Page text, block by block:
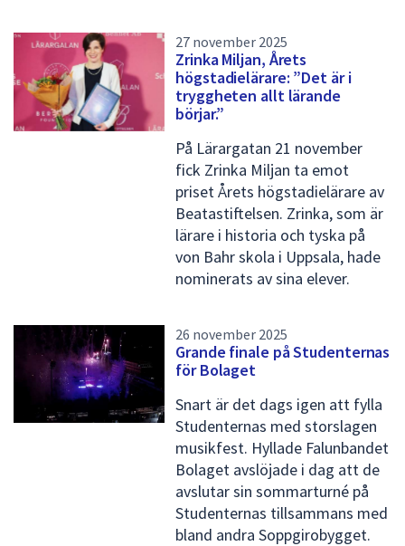
27 november 2025
Zrinka Miljan, Årets
högstadielärare: ”Det är i
tryggheten allt lärande
börjar.”
På Lärargatan 21 november
fick Zrinka Miljan ta emot
priset Årets högstadielärare av
Beatastiftelsen. Zrinka, som är
lärare i historia och tyska på
von Bahr skola i Uppsala, hade
nominerats av sina elever.
26 november 2025
Grande finale på Studenternas
för Bolaget
Snart är det dags igen att fylla
Studenternas med storslagen
musikfest. Hyllade Falunbandet
Bolaget avslöjade i dag att de
avslutar sin sommarturné på
Studenternas tillsammans med
bland andra Soppgirobygget.